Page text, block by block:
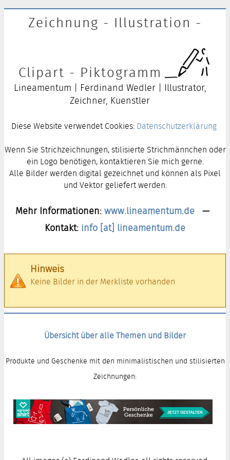
Zeichnung - Illustration -
Clipart - Piktogramm
Lineamentum | Ferdinand Wedler | Illustrator,
Zeichner, Kuenstler
Diese Website verwendet Cookies: Datenschutzerklärung
Wenn Sie Strichzeichnungen, stilisierte Strichmännchen oder
ein Logo benötigen, kontaktieren Sie mich gerne.
Alle Bilder werden digital gezeichnet und können als Pixel
und Vektor geliefert werden.
Mehr Informationen:www.lineamentum.de —
Kontakt: info [at] lineamentum.de
Hinweis
Keine Bilder in der Merkliste vorhanden
Übersicht über alle Themen und Bilder
Produkte und Geschenke mit den minimalistischen und stilisierten
Zeichnungen: